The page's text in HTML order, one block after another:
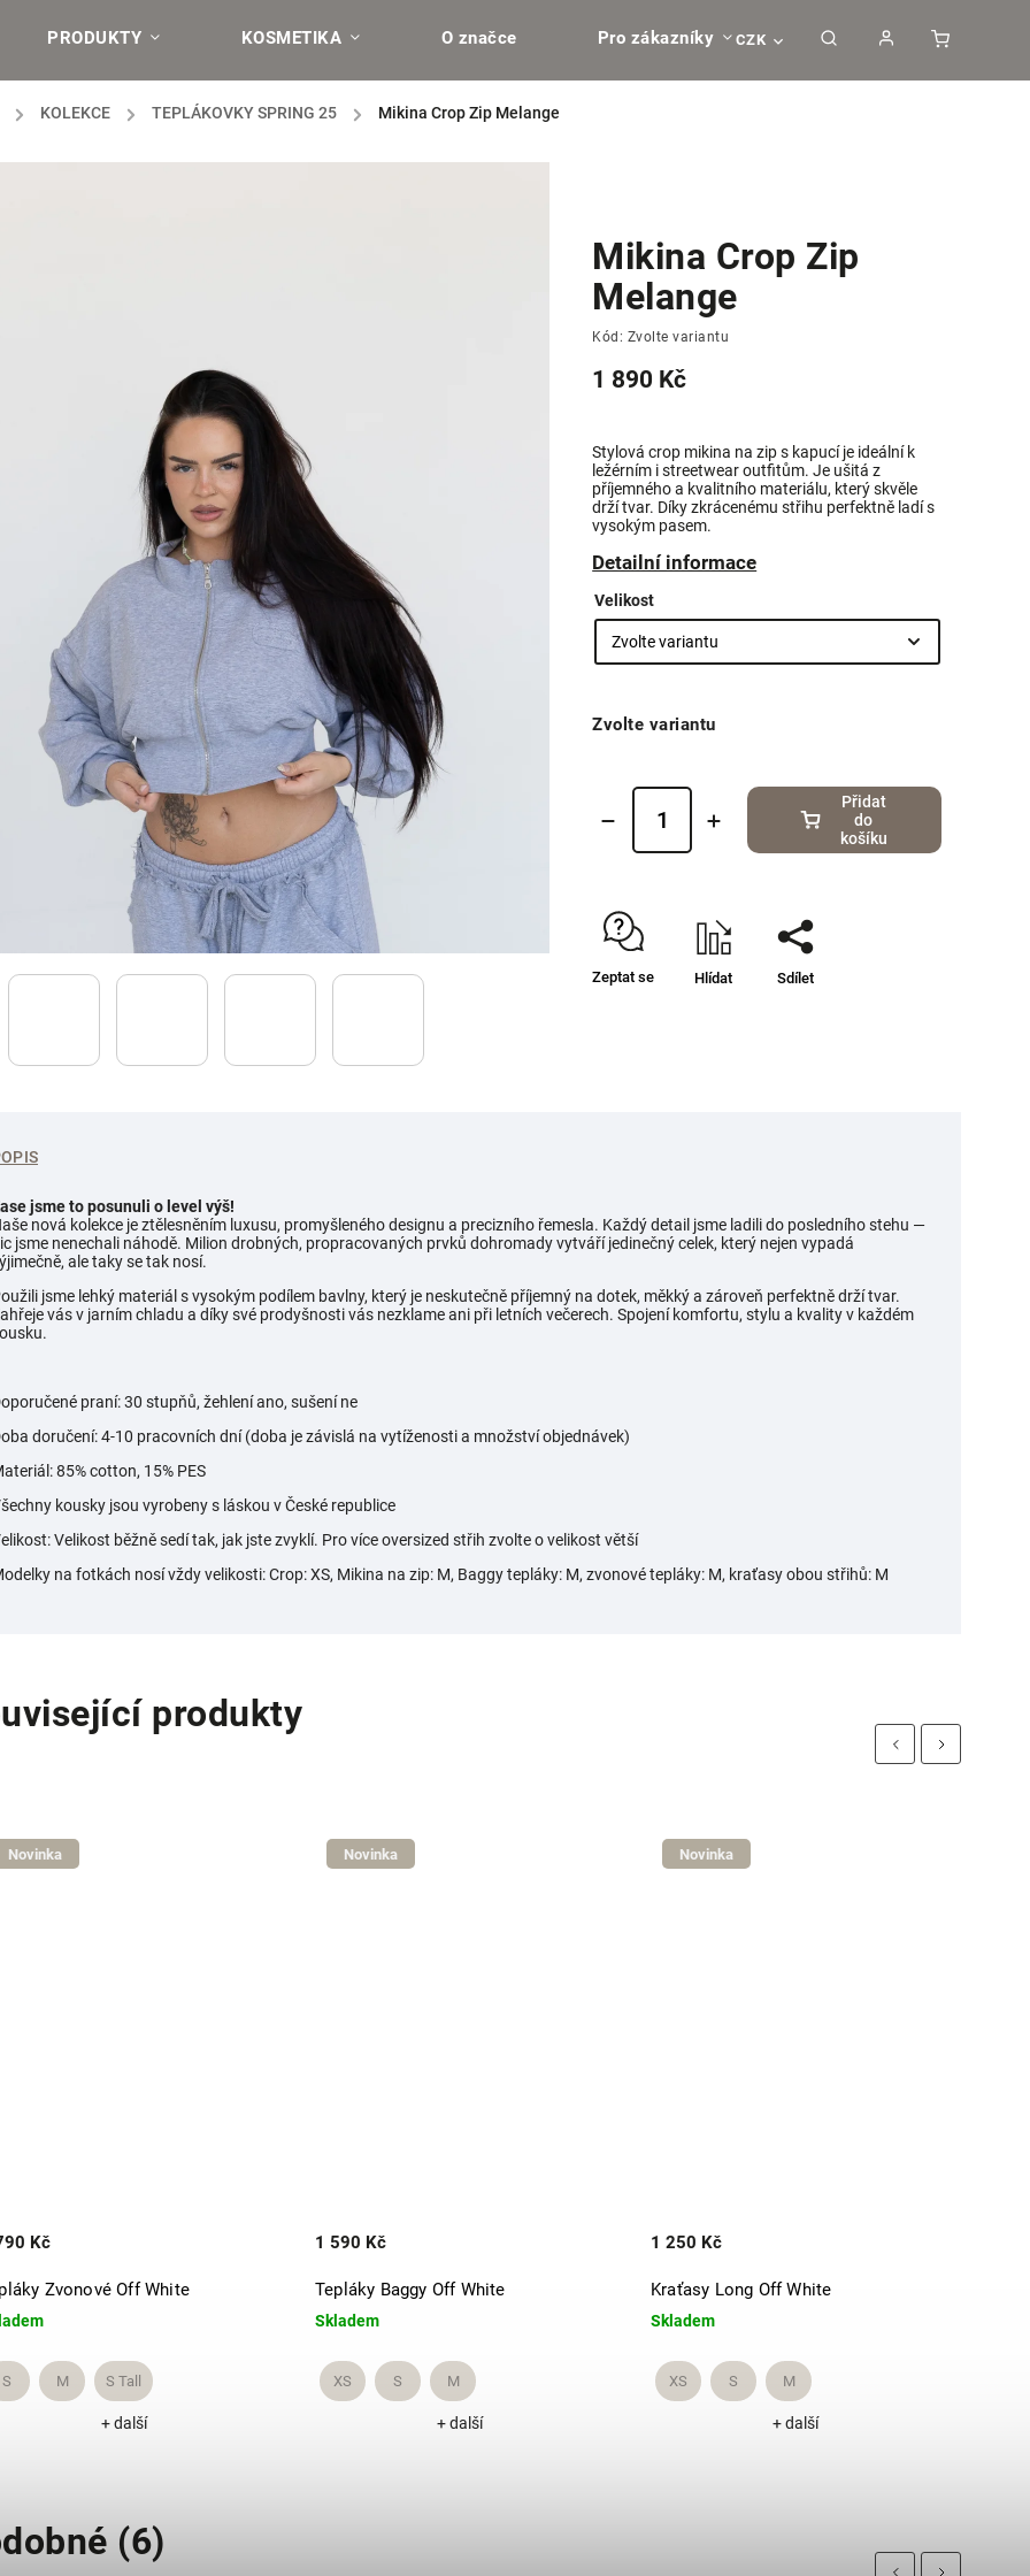
CZK
PRODUKTY KOSMETIKA O značce Pro zákazníky
/ KOLEKCE / TEPLÁKOVKY SPRING 25 / Mikina Crop Zip Melange
Mikina Crop Zip
Melange
Kód: Zvolte variantu
1 890 Kč
Stylová crop mikina na zip s kapucí je ideální k
ležérním i streetwear outfitům. Je ušitá z
příjemného a kvalitního materiálu, který skvěle
drží tvar. Díky zkrácenému střihu perfektně ladí s
vysokým pasem.
Detailní informace
Velikost
Zvolte variantu
Přidat
do
košíku
Zeptat se Hlídat Sdílet
jsme to posunuli o level výš!
nová kolekce je ztělesněním luxusu, promyšleného designu a precizního řemesla. Každý detail jsme ladili do posledního stehu —
jsme nenechali náhodě. Milion drobných, propracovaných prvků dohromady vytváří jedinečný celek, který nejen vypadá
ale taky se tak nosí.
jsme lehký materiál s vysokým podílem bavlny, který je neskutečně příjemný na dotek, měkký a zároveň perfektně drží tvar.
vás v jarním chladu a díky své prodyšnosti vás nezklame ani při letních večerech. Spojení komfortu, stylu a kvality v každém
praní: 30 stupňů, žehlení ano, sušení ne
doručení: 4-10 pracovních dní (doba je závislá na vytíženosti a množství objednávek)
85% cotton, 15% PES
kousky jsou vyrobeny s láskou v České republice
Velikost běžně sedí tak, jak jste zvyklí. Pro více oversized střih zvolte o velikost větší
na fotkách nosí vždy velikosti:Crop: XS, Mikina na zip: M, Baggy tepláky: M, zvonové tepláky: M, kraťasy obou střihů: M
produkty
Previous
Novinka
Zvonové Off White
Kč
S M S Tall
+ další
Novinka
Tepláky Baggy Off White
Skladem
1 590 Kč
XS S M
+ další
Novinka
Kraťasy Long Off White
Skladem
1 250 Kč
XS S M
+ další
Next
(6)
Previous Next